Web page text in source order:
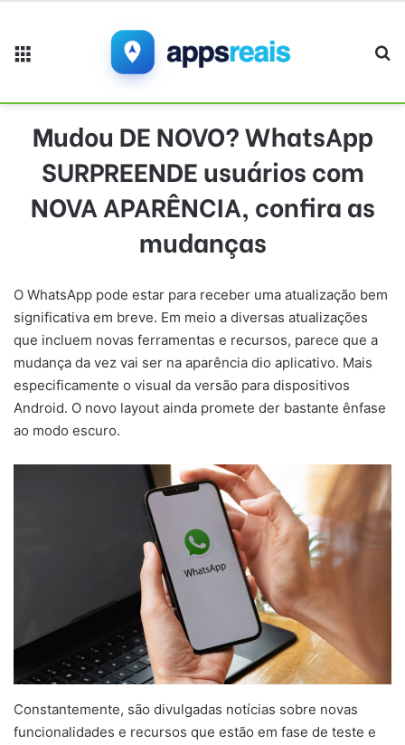
Mudou DE NOVO? WhatsApp
SURPREENDE usuários com
NOVA APARÊNCIA, confira as
mudanças
O WhatsApp pode estar para receber uma atualização bem
significativa em breve. Em meio a diversas atualizações
que incluem novas ferramentas e recursos, parece que a
mudança da vez vai ser na aparência dio aplicativo. Mais
especificamente o visual da versão para dispositivos
Android. O novo layout ainda promete der bastante ênfase
ao modo escuro.
Constantemente, são divulgadas notícias sobre novas
funcionalidades e recursos que estão em fase de teste e